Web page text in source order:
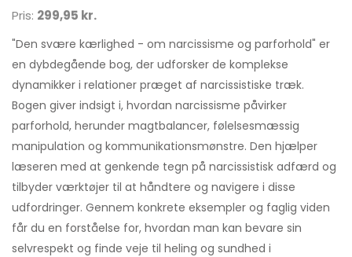
Pris: 299,95 kr.
"Den svære kærlighed - om narcissisme og parforhold" er
en dybdegående bog, der udforsker de komplekse
dynamikker i relationer præget af narcissistiske træk.
Bogen giver indsigt i, hvordan narcissisme påvirker
parforhold, herunder magtbalancer, følelsesmæssig
manipulation og kommunikationsmønstre. Den hjælper
læseren med at genkende tegn på narcissistisk adfærd og
tilbyder værktøjer til at håndtere og navigere i disse
udfordringer. Gennem konkrete eksempler og faglig viden
får du en forståelse for, hvordan man kan bevare sin
selvrespekt og finde veje til heling og sundhed i